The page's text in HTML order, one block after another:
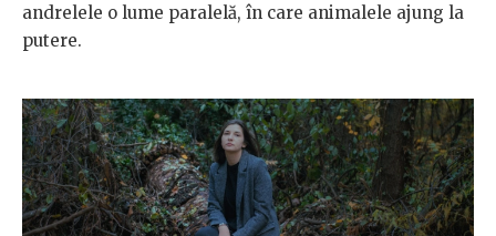
andrelele o lume paralelă, în care animalele ajung la
putere.